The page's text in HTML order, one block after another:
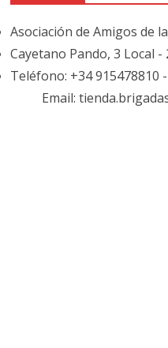
Asociación de Amigos de
Cayetano Pando, 3 Local -
Teléfono: +34 915478810
Email: